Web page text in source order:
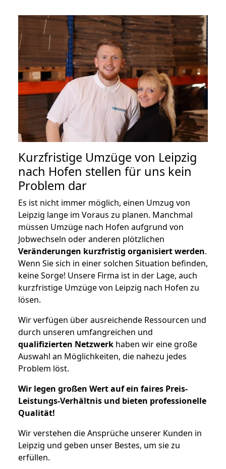
Kurzfristige Umzüge von Leipzig
nach Hofen stellen für uns kein
Problem dar
Es ist nicht immer möglich, einen Umzug von
Leipzig lange im Voraus zu planen. Manchmal
müssen Umzüge nach Hofen aufgrund von
Jobwechseln oder anderen plötzlichen
Veränderungen kurzfristig organisiert werden.
Wenn Sie sich in einer solchen Situation befinden,
keine Sorge! Unsere Firma ist in der Lage, auch
kurzfristige Umzüge von Leipzig nach Hofen zu
lösen.
Wir verfügen über ausreichende Ressourcen und
durch unseren umfangreichen und
qualifizierten Netzwerk haben wir eine große
Auswahl an Möglichkeiten, die nahezu jedes
Problem löst.
Wir legen großen Wert auf ein faires Preis-
Leistungs-Verhältnis und bieten professionelle
Qualität!
Wir verstehen die Ansprüche unserer Kunden in
Leipzig und geben unser Bestes, um sie zu
erfüllen.